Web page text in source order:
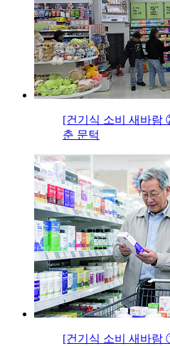
[건기식 소비 새바람
춘 문턱
[건기식 소비 새바람